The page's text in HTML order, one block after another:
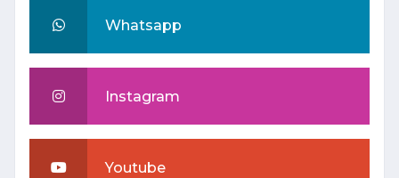
Whatsapp
Instagram
Youtube